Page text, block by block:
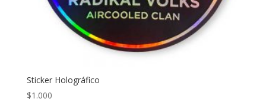
Sticker Holográfico
$1.000